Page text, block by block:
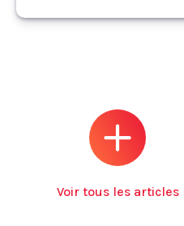
Voir tous les articles